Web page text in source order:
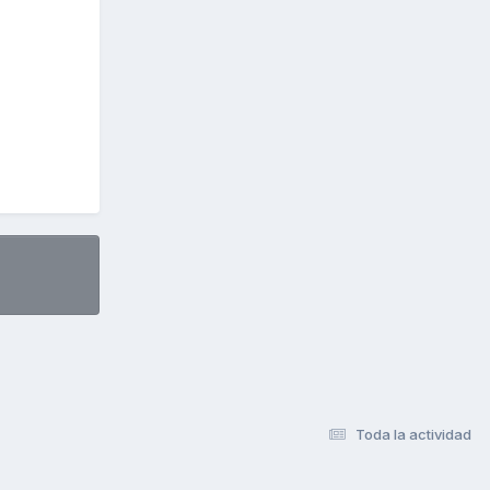
Toda la actividad